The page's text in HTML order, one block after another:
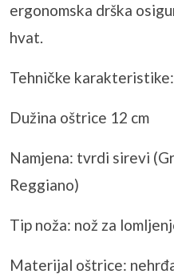
ergonomska drška
hvat.
Tehničke karakteristike:
Dužina oštrice 12 cm
Namjena: tvrdi sirevi
Reggiano)
Tip noža: nož za
Materijal oštrice: